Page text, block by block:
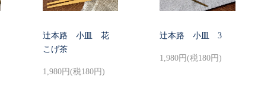
辻本路 小皿 花
こげ茶
1,980円(税180円)
辻本路 小皿 3
1,980円(税180円)